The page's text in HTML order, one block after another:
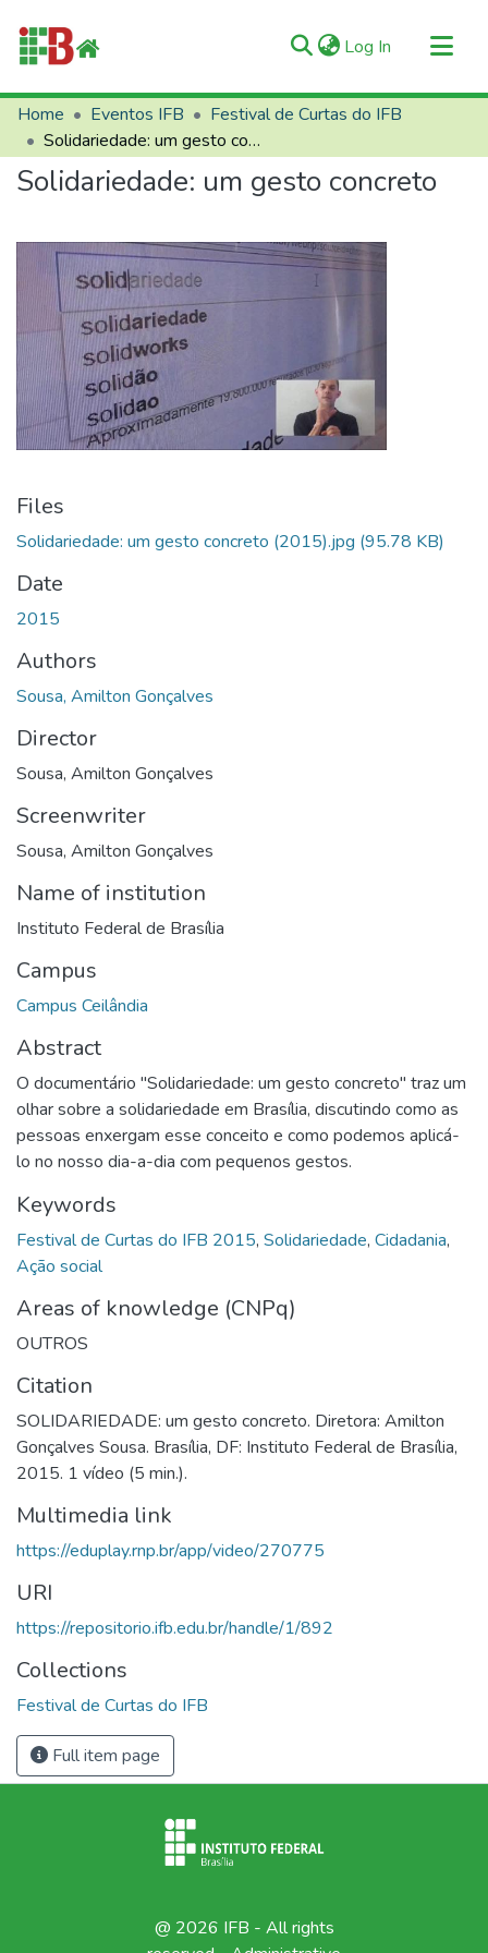
Log In (current)
Communities & Collections
All of RIIFB
Manuals and Terms
About RIIFB
Help
Contacts
Home Eventos IFB
Festival de Curtas do IFB
Solidariedade: um gesto concreto
Solidariedade: um gesto concreto
Files
Solidariedade: um gesto concreto (2015).jpg (95.78 KB)
Date
2015
Authors
Sousa, Amilton Gonçalves
Director
Sousa, Amilton Gonçalves
Screenwriter
Sousa, Amilton Gonçalves
Name of institution
Instituto Federal de Brasília
Campus
Campus Ceilândia
Abstract
O documentário "Solidariedade: um gesto concreto" traz um
olhar sobre a solidariedade em Brasília, discutindo como as
pessoas enxergam esse conceito e como podemos aplicá-
lo no nosso dia-a-dia com pequenos gestos.
Keywords
Festival de Curtas do IFB 2015, Solidariedade, Cidadania,
Ação social
Areas of knowledge (CNPq)
OUTROS
Citation
SOLIDARIEDADE: um gesto concreto. Diretora: Amilton
Gonçalves Sousa. Brasília, DF: Instituto Federal de Brasília,
2015. 1 vídeo (5 min.).
Multimedia link
https://eduplay.rnp.br/app/video/270775
URI
https://repositorio.ifb.edu.br/handle/1/892
Collections
Festival de Curtas do IFB
Full item page
@ 2026 IFB - All rights